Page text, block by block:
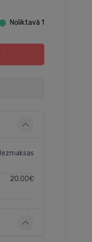
Noliktavā 1
20.00€